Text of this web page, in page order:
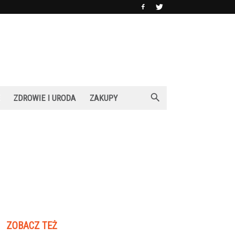
ZDROWIE I URODA ZAKUPY
ZOBACZ TEŻ